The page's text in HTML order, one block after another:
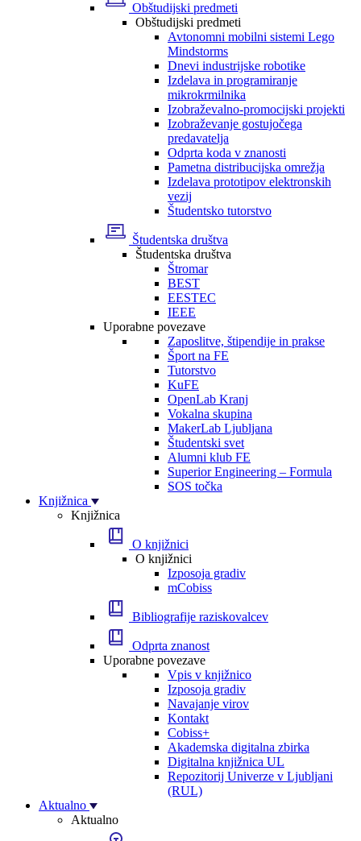
Obštudijski predmeti
Obštudijski predmeti
Avtonomni mobilni sistemi Lego
Mindstorms
Dnevi industrijske robotike
Izdelava in programiranje
mikrokrmilnika
Izobraževalno-promocijski projekti
Izobraževanje gostujočega
predavatelja
Odprta koda v znanosti
Pametna distribucijska omrežja
Izdelava prototipov elektronskih
vezij
Študentsko tutorstvo
Študentska društva
Študentska društva
Štromar
BEST
EESTEC
IEEE
Uporabne povezave
Zaposlitve, štipendije in prakse
Šport na FE
Tutorstvo
KuFE
OpenLab Kranj
Vokalna skupina
MakerLab Ljubljana
Študentski svet
Alumni klub FE
Superior Engineering – Formula
SOS točka
Knjižnica
Knjižnica
O knjižnici
O knjižnici
Izposoja gradiv
mCobiss
Bibliografije raziskovalcev
Odprta znanost
Uporabne povezave
Vpis v knjižnico
Izposoja gradiv
Navajanje virov
Kontakt
Cobiss+
Akademska digitalna zbirka
Digitalna knjižnica UL
Repozitorij Univerze v Ljubljani
(RUL)
Aktualno
Aktualno